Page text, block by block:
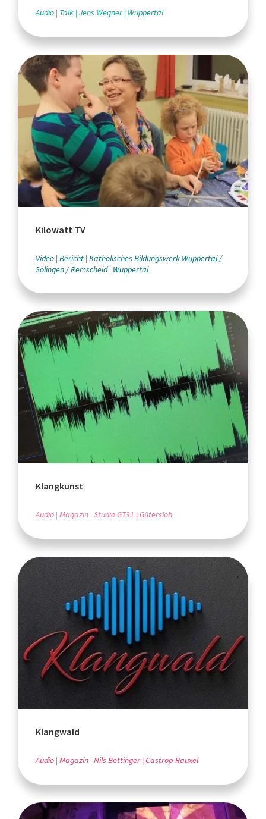
Audio Talk Jens Wegner Wuppertal
Kilowatt TV
Video Bericht Katholisches Bildungswerk Wuppertal /
Solingen / Remscheid Wuppertal
Klangkunst
Audio Magazin Studio GT31 Gütersloh
Klangwald
Audio Magazin Nils Bettinger Castrop-Rauxel